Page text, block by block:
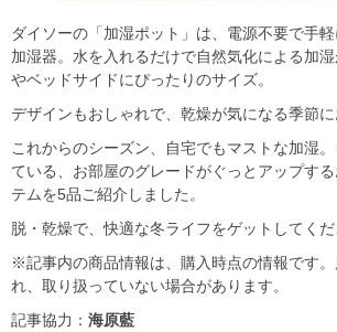
ダイソーの「加湿ポット」は、電源不要で手
加湿器。水を入れるだけで自然気化による加
やベッドサイドにぴったりのサイズ。
デザインもおしゃれで、乾燥が気になる季節に
これからのシーズン、自宅でもマストな加湿
ている、お部屋のグレードがぐっとアップす
テムを5品ご紹介しました。
脱・乾燥で、快適な冬ライフをゲットしてくだ
※記事内の商品情報は、購入時点の情報です
れ、取り扱っていない場合があります。
記事協力： 海原藍